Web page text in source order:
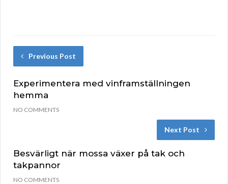
Previous Post
Experimentera med vinframställningen
hemma
NO COMMENTS
Next Post
Besvärligt när mossa växer på tak och
takpannor
NO COMMENTS